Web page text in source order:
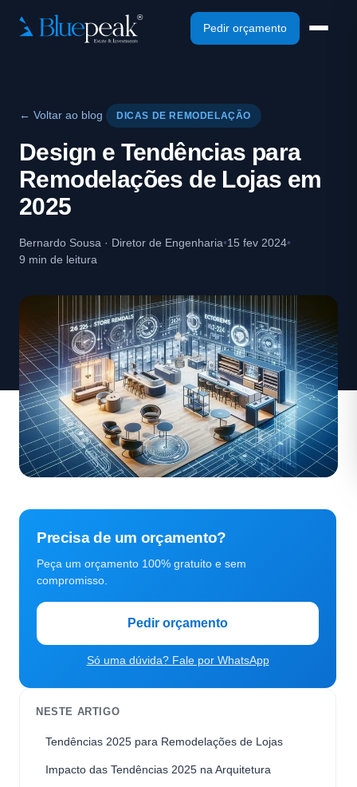
Pedir orçamento
← Voltar ao blog DICAS DE REMODELAÇÃO
Design e Tendências para
Remodelações de Lojas em
2025
Bernardo Sousa · Diretor de Engenharia•15 fev 2024•
9 min de leitura
Precisa de um orçamento?
Peça um orçamento 100% gratuito e sem
compromisso.
Pedir orçamento
Só uma dúvida? Fale por WhatsApp
NESTE ARTIGO
Tendências 2025 para Remodelações de Lojas
Impacto das Tendências 2025 na Arquitetura